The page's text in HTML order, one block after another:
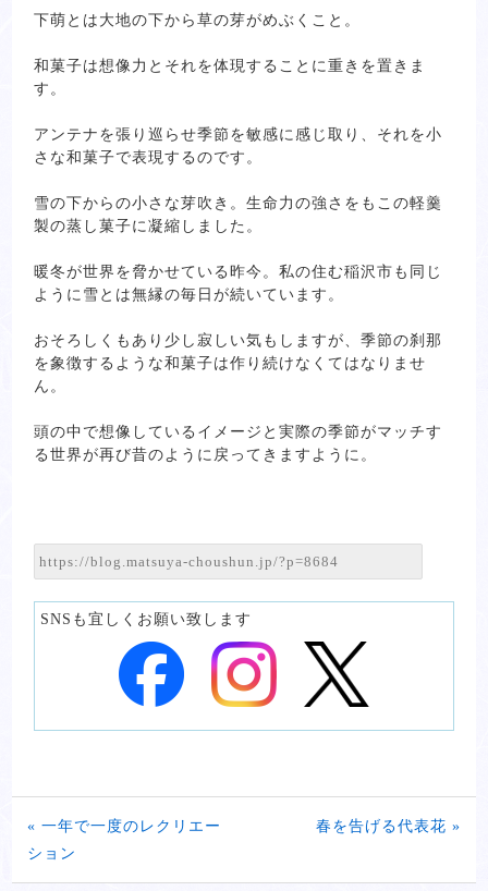
下萌とは大地の下から草の芽がめぶくこと。
和菓子は想像力とそれを体現することに重きを置きま
す。
アンテナを張り巡らせ季節を敏感に感じ取り、それを小
さな和菓子で表現するのです。
雪の下からの小さな芽吹き。生命力の強さをもこの軽羹
製の蒸し菓子に凝縮しました。
暖冬が世界を脅かせている昨今。私の住む稲沢市も同じ
ように雪とは無縁の毎日が続いています。
おそろしくもあり少し寂しい気もしますが、季節の刹那
を象徴するような和菓子は作り続けなくてはなりませ
ん。
頭の中で想像しているイメージと実際の季節がマッチす
る世界が再び昔のように戻ってきますように。
SNSも宜しくお願い致します
« 一年で一度のレクリエー
ション
春を告げる代表花 »